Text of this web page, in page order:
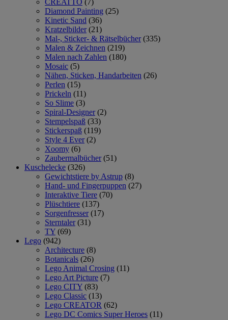
CREATTO (7)
Diamond Painting (25)
Kinetic Sand (36)
Kratzelbilder (21)
Mal-, Sticker- & Rätselbücher (335)
Malen & Zeichnen (219)
Malen nach Zahlen (180)
Mosaic (5)
Nähen, Sticken, Handarbeiten (26)
Perlen (15)
Prickeln (11)
So Slime (3)
Spiral-Designer (2)
Stempelspaß (33)
Stickerspaß (119)
Style 4 Ever (2)
Xoomy (6)
Zaubermalbücher (51)
Kuschelecke (326)
Gewichtstiere by Astrup (8)
Hand- und Fingerpuppen (27)
Interaktive Tiere (70)
Plüschtiere (137)
Sorgenfresser (17)
Sterntaler (31)
TY (69)
Lego (942)
Architecture (8)
Botanicals (26)
Lego Animal Crosing (11)
Lego Art Picture (7)
Lego CITY (83)
Lego Classic (13)
Lego CREATOR (62)
Lego DC Comics Super Heroes (11)